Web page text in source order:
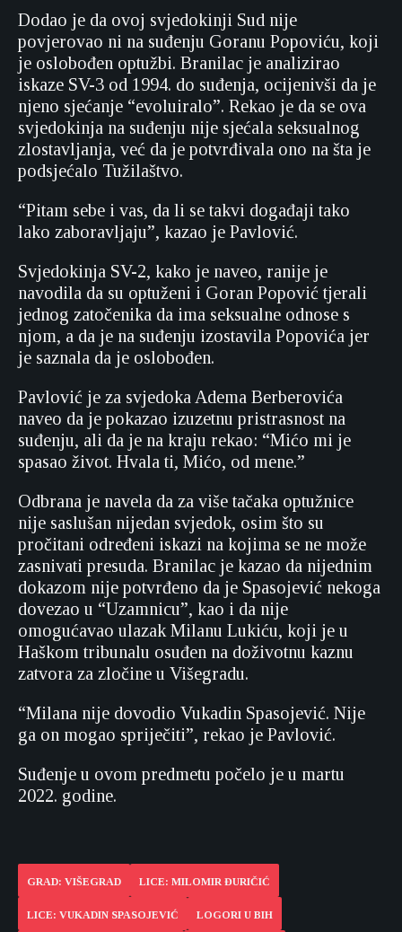
Dodao je da ovoj svjedokinji Sud nije
povjerovao ni na suđenju Goranu Popoviću, koji
je oslobođen optužbi. Branilac je analizirao
iskaze SV-3 od 1994. do suđenja, ocijenivši da je
njeno sjećanje “evoluiralo”. Rekao je da se ova
svjedokinja na suđenju nije sjećala seksualnog
zlostavljanja, već da je potvrđivala ono na šta je
podsjećalo Tužilaštvo.
“Pitam sebe i vas, da li se takvi događaji tako
lako zaboravljaju”, kazao je Pavlović.
Svjedokinja SV-2, kako je naveo, ranije je
navodila da su optuženi i Goran Popović tjerali
jednog zatočenika da ima seksualne odnose s
njom, a da je na suđenju izostavila Popovića jer
je saznala da je oslobođen.
Pavlović je za svjedoka Adema Berberovića
naveo da je pokazao izuzetnu pristrasnost na
suđenju, ali da je na kraju rekao: “Mićo mi je
spasao život. Hvala ti, Mićo, od mene.”
Odbrana je navela da za više tačaka optužnice
nije saslušan nijedan svjedok, osim što su
pročitani određeni iskazi na kojima se ne može
zasnivati presuda. Branilac je kazao da nijednim
dokazom nije potvrđeno da je Spasojević nekoga
dovezao u “Uzamnicu”, kao i da nije
omogućavao ulazak Milanu Lukiću, koji je u
Haškom tribunalu osuđen na doživotnu kaznu
zatvora za zločine u Višegradu.
“Milana nije dovodio Vukadin Spasojević. Nije
ga on mogao spriječiti”, rekao je Pavlović.
Suđenje u ovom predmetu počelo je u martu
2022. godine.
GRAD: VIŠEGRAD LICE: MILOMIR ĐURIČIĆ
LICE: VUKADIN SPASOJEVIĆ LOGORI U BIH